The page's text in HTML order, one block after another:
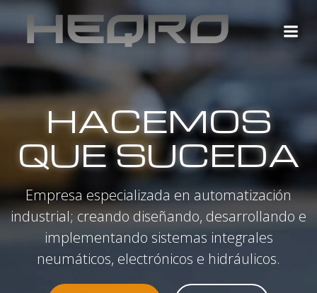
al
contenido
HACEMOS
QUE SUCEDA
Empresa especializada en automatización
industrial; creando diseñando, desarrollando e
implementando sistemas integrales
neumáticos, electrónicos e hidráulicos.